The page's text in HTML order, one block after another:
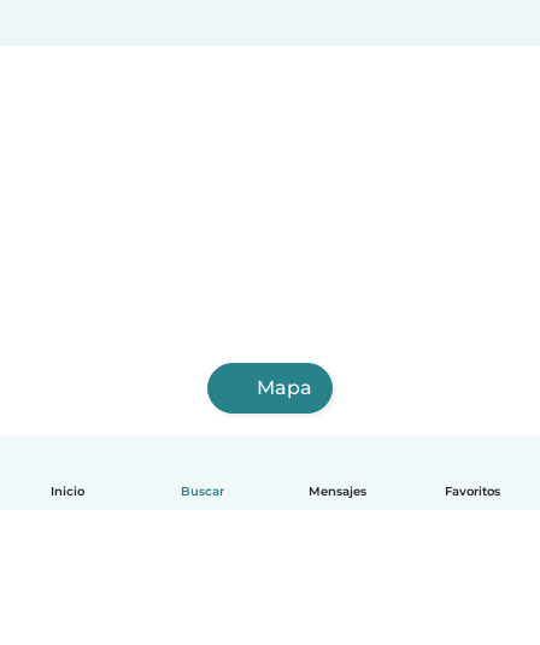
Inicio Buscar Mensajes Favoritos
Mapa